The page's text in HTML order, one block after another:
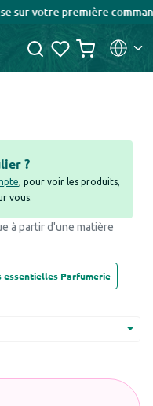
commande avec le
?
, pour voir les produits,
vous.
à partir d'une matière
essentielles Parfumerie